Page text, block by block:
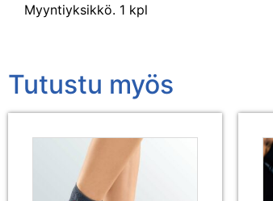
Myyntiyksikkö. 1 kpl
Tutustu myös